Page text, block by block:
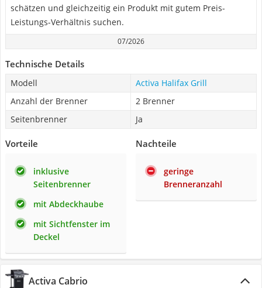
schätzen und gleichzeitig ein Produkt mit gutem Preis-
Leistungs-Verhältnis suchen.
07/2026
Technische Details
Modell
Activa Halifax Grill
Anzahl der Brenner
2 Brenner
Seitenbrenner
Ja
Vorteile
inklusive
Seitenbrenner
mit Abdeckhaube
mit Sichtfenster im
Deckel
Nachteile
geringe
Brenneranzahl
Activa Cabrio